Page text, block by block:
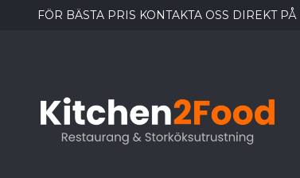
FÖR BÄSTA PRIS KONTAKTA OSS DIREKT PÅ